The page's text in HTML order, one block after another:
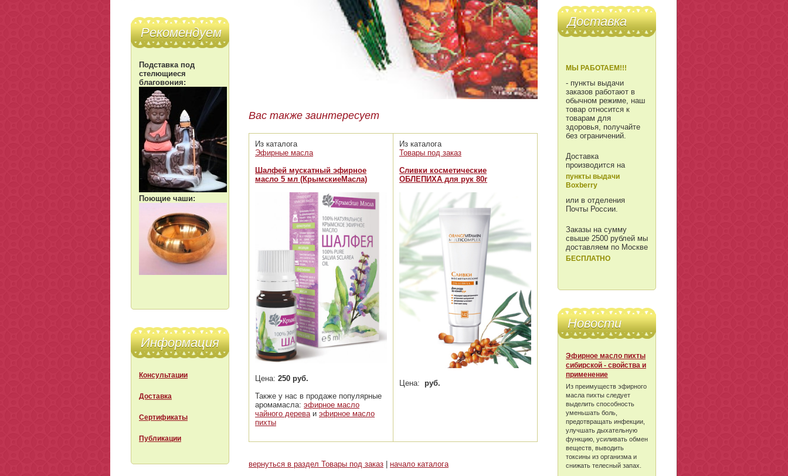
Рекомендуем
Подставка под
стелющиеся
благовония:
Поющие чаши:
Информация
Консультации
Доставка
Сертификаты
Публикации
Вас также заинтересует
Из каталога
Эфирные масла
Шалфей мускатный эфирное
масло 5 мл (КрымскиеМасла)
Цена: 250 руб.
Также у нас в продаже популярные
аромамасла: эфирное масло
чайного дерева и эфирное масло
пихты
Из каталога
Товары под заказ
Сливки косметические
ОБЛЕПИХА для рук 80г
Цена: руб.
вернуться в раздел Товары под заказ начало каталога
Доставка
МЫ РАБОТАЕМ!!!
- пункты выдачи
заказов работают в
обычном режиме, наш
товар относится к
товарам для
здоровья, получайте
без ограничений.
Доставка
производится на
пункты выдачи
Boxberry
или в отделения
Почты России.
Заказы на сумму
свыше 2500 рублей мы
доставляем по Москве
БЕСПЛАТНО
Новости
Эфирное масло пихты
сибирской - свойства и
применение
Из преимуществ эфирного
масла пихты следует
выделить способность
уменьшать боль,
предотвращать инфекции,
улучшать дыхательную
функцию, усиливать обмен
веществ, выводить
токсины из организма и
снижать телесный запах.